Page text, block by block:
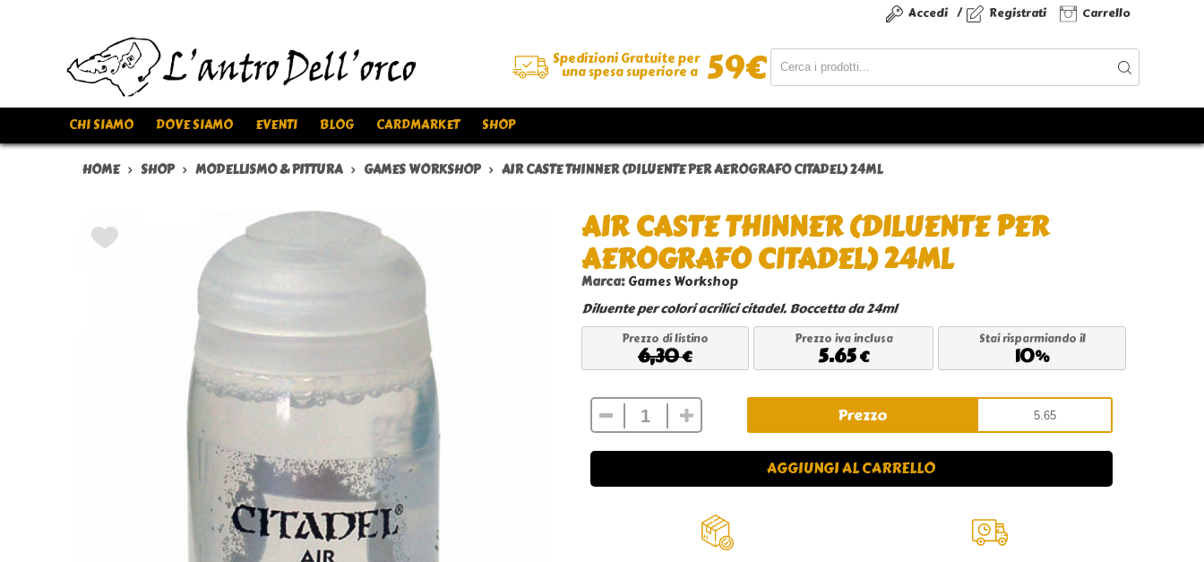
Accedi / Registrati Carrello
Spedizioni Gratuite per
una spesa superiore a 59€
CHI SIAMO DOVE SIAMO EVENTI BLOG CARDMARKET SHOP
HOME SHOP MODELLISMO & PITTURA GAMES WORKSHOP AIR CASTE THINNER (DILUENTE PER AEROGRAFO CITADEL) 24ML
AIR CASTE THINNER (DILUENTE PER
AEROGRAFO CITADEL) 24ML
Marca: Games Workshop
Diluente per colori acrilici citadel. Boccetta da 24ml
Prezzo di listino
6,30€
Prezzo iva inclusa
5.65€
Stai risparmiando il
10%
Prezzo
AGGIUNGI AL CARRELLO